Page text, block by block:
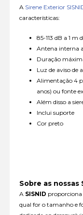
A Sirene Exterior
características:
85-113 dB a 1 m
Antena interna
Duração
Luz de aviso de
Alimentação 4
anos) ou fonte
Além disso a
Inclui suporte
Cor preto
Sobre as nossas
A SISNID proporciona
qual for o tamanho e